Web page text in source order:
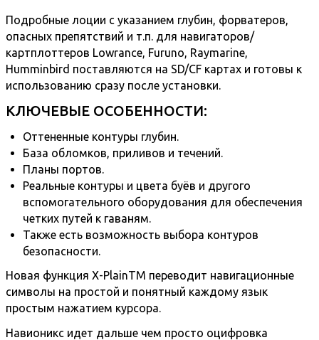
Подробные лоции с указанием глубин, форватеров,
опасных препятствий и т.п. для навигаторов/
картплоттеров Lowrance, Furuno, Raymarine,
Humminbird поставляются на SD/CF картах и готовы к
использованию сразу после установки.
КЛЮЧЕВЫЕ ОСОБЕННОСТИ:
Оттененные контуры глубин.
База обломков, приливов и течений.
Планы портов.
Реальные контуры и цвета буёв и другого
вспомогательного оборудования для обеспечения
четких путей к гаваням.
Также есть возможность выбора контуров
безопасности.
Новая функция X-PlainTM переводит навигационные
символы на простой и понятный каждому язык
простым нажатием курсора.
Навионикс идет дальше чем просто оцифровка